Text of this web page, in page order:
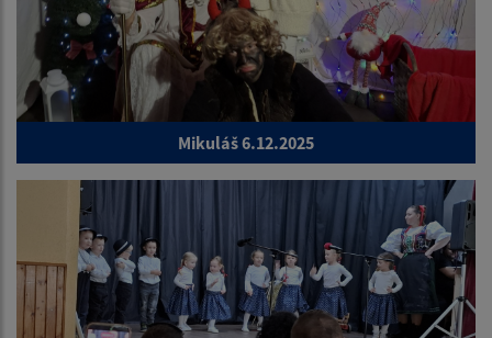
Mikuláš 6.12.2025